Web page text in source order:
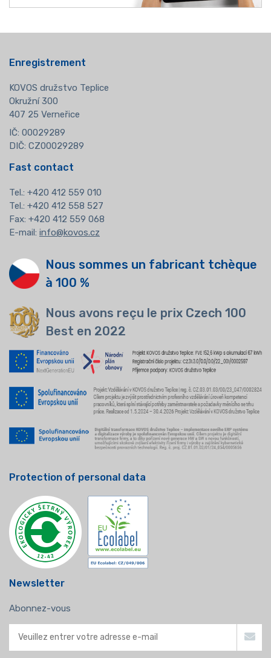
Enregistrement
KOVOS družstvo Teplice
Okružní 300
407 25 Verneřice
IČ: 00029289
DIČ: CZ00029289
Fast contact
Tel.: +420 412 559 010
Tel.: +420 412 558 527
Fax: +420 412 559 068
E-mail: info@kovos.cz
Nous sommes un fabricant tchèque
à 100 %
Nous avons reçu le prix Czech 100
Best en 2022
Protection of personal data
Newsletter
Abonnez-vous